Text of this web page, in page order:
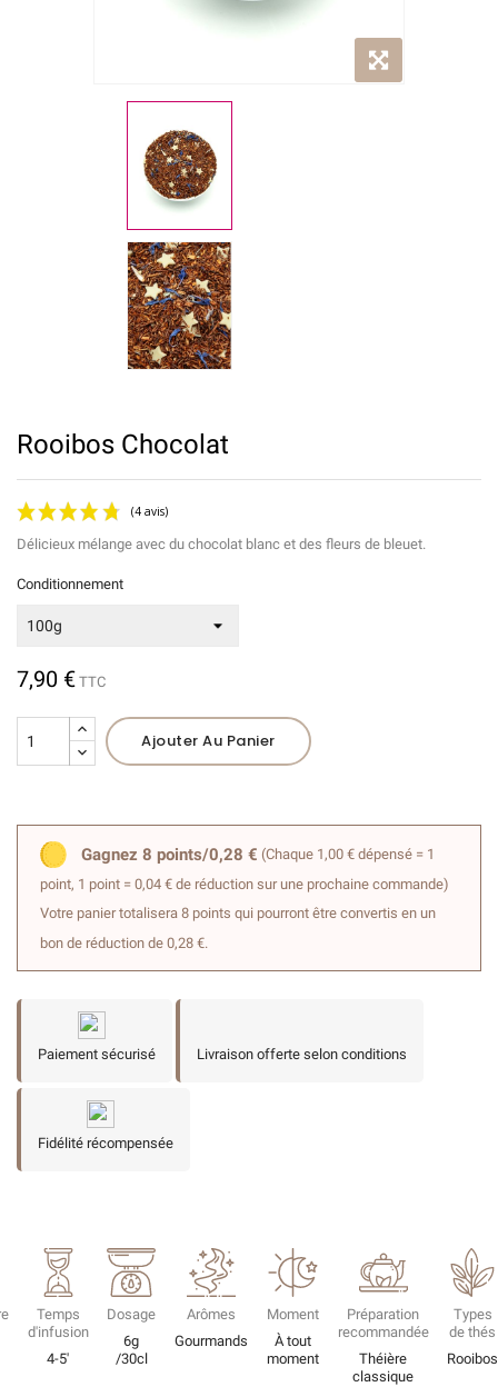
Rooibos Chocolat
Délicieux mélange avec du chocolat blanc et des fleurs de bleuet.
Conditionnement
7,90 € TTC
Ajouter Au Panier
Gagnez 8 points/0,28 € (Chaque 1,00 € dépensé = 1
point, 1 point = 0,04 € de réduction sur une prochaine commande)
Votre panier totalisera 8 points qui pourront être convertis en un
bon de réduction de 0,28 €.
Paiement sécurisé Livraison offerte selon conditions
Fidélité récompensée
Temps
d'infusion
4-5'
Dosage
6g
/30cl
Arômes
Gourmands
Moment
À tout
moment
Préparation
recommandée
Théière
classique
Types
de thés
Rooibos